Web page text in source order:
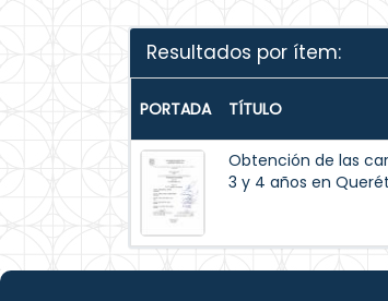
Resultados por ítem:
PORTADA TÍTULO
Obtención de las
3 y 4 años en